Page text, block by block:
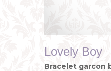
Lovely Boy
Bracelet garcon